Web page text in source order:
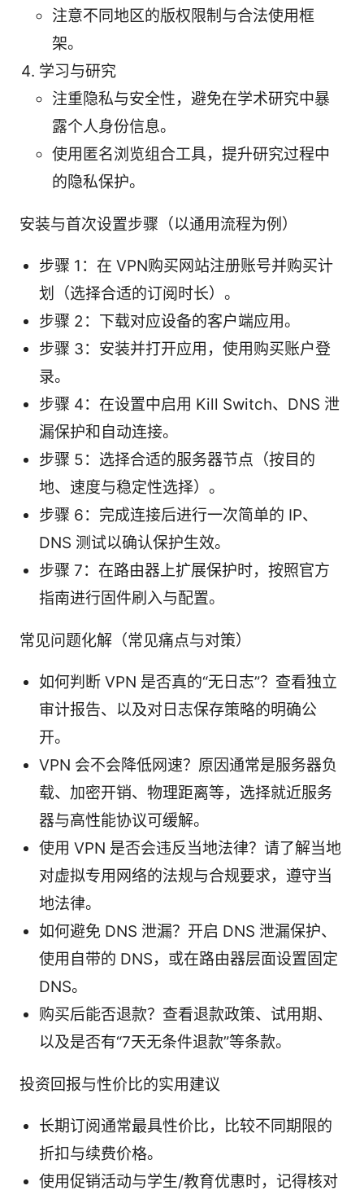
注意不同地区的版权限制与合法使用框
架。
学习与研究
注重隐私与安全性，避免在学术研究中暴
露个人身份信息。
使用匿名浏览组合工具，提升研究过程中
的隐私保护。
安装与首次设置步骤（以通用流程为例）
步骤 1：在 VPN购买网站注册账号并购买计
划（选择合适的订阅时长）。
步骤 2：下载对应设备的客户端应用。
步骤 3：安装并打开应用，使用购买账户登
录。
步骤 4：在设置中启用 Kill Switch、DNS 泄
漏保护和自动连接。
步骤 5：选择合适的服务器节点（按目的
地、速度与稳定性选择）。
步骤 6：完成连接后进行一次简单的 IP、
DNS 测试以确认保护生效。
步骤 7：在路由器上扩展保护时，按照官方
指南进行固件刷入与配置。
常见问题化解（常见痛点与对策）
如何判断 VPN 是否真的“无日志”？查看独立
审计报告、以及对日志保存策略的明确公
开。
VPN 会不会降低网速？原因通常是服务器负
载、加密开销、物理距离等，选择就近服务
器与高性能协议可缓解。
使用 VPN 是否会违反当地法律？请了解当地
对虚拟专用网络的法规与合规要求，遵守当
地法律。
如何避免 DNS 泄漏？开启 DNS 泄漏保护、
使用自带的 DNS，或在路由器层面设置固定
DNS。
购买后能否退款？查看退款政策、试用期、
以及是否有“7天无条件退款”等条款。
投资回报与性价比的实用建议
长期订阅通常最具性价比，比较不同期限的
折扣与续费价格。
使用促销活动与学生/教育优惠时，记得核对